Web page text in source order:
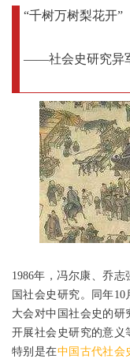
“千树万树梨花开”
——社会史研究异
1986年，冯尔康、乔
国社会史研究。同年
大会对中国社会史的研
开展社会史研究的意义
特别是在中国古代社会